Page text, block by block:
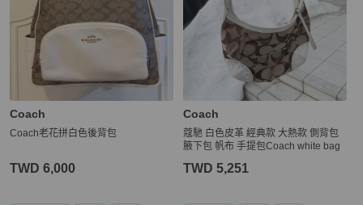
Coach
Coach老花拼白色後背包
TWD 6,000
Coach
蔻馳 白色皮革 經典款 大熱款 側背包
腋下包 帆布 手提包Coach white bag
TWD 5,251